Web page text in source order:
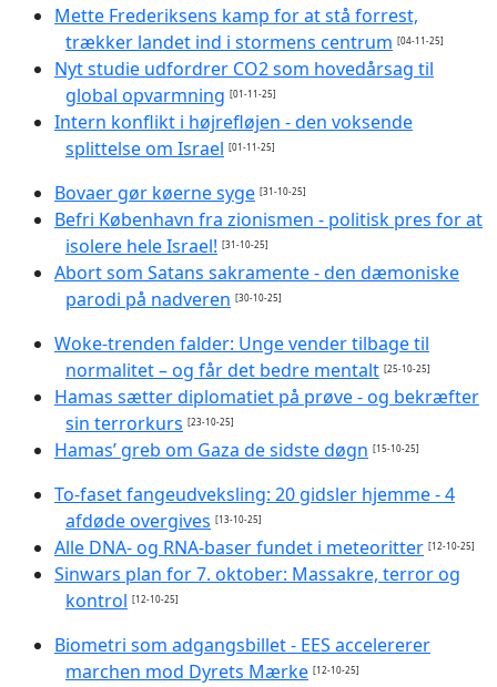
Mette Frederiksens kamp for at stå forrest,
trækker landet ind i stormens centrum [04-11-25]
Nyt studie udfordrer CO2 som hovedårsag til
global opvarmning [01-11-25]
Intern konflikt i højrefløjen - den voksende
splittelse om Israel [01-11-25]
Bovaer gør køerne syge [31-10-25]
Befri København fra zionismen - politisk pres for at
isolere hele Israel! [31-10-25]
Abort som Satans sakramente - den dæmoniske
parodi på nadveren [30-10-25]
Woke-trenden falder: Unge vender tilbage til
normalitet – og får det bedre mentalt [25-10-25]
Hamas sætter diplomatiet på prøve - og bekræfter
sin terrorkurs [23-10-25]
Hamas’ greb om Gaza de sidste døgn [15-10-25]
To-faset fangeudveksling: 20 gidsler hjemme - 4
afdøde overgives [13-10-25]
Alle DNA- og RNA-baser fundet i meteoritter [12-10-25]
Sinwars plan for 7. oktober: Massakre, terror og
kontrol [12-10-25]
Biometri som adgangsbillet - EES accelererer
marchen mod Dyrets Mærke [12-10-25]